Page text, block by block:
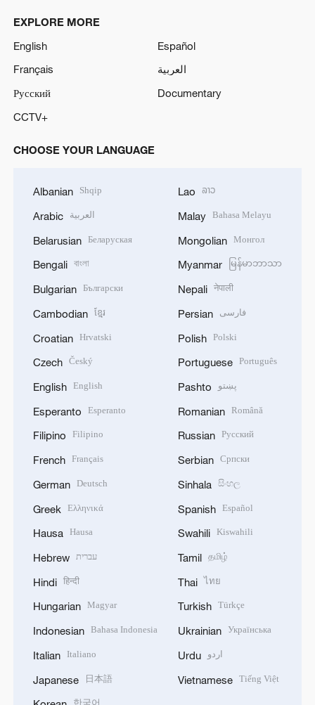
EXPLORE MORE
English
Español
Français
العربية
Русский
Documentary
CCTV+
CHOOSE YOUR LANGUAGE
Albanian Shqip
Arabic العربية
Belarusian Беларуская
Bengali বাংলা
Bulgarian Български
Cambodian ខ្មែរ
Croatian Hrvatski
Czech Český
English English
Esperanto Esperanto
Filipino Filipino
French Français
German Deutsch
Greek Ελληνικά
Hausa Hausa
Hebrew עברית
Hindi हिन्दी
Hungarian Magyar
Indonesian Bahasa Indonesia
Italian Italiano
Japanese 日本語
Lao ລາວ
Malay Bahasa Melayu
Mongolian Монгол
Myanmar မြန်မာဘာသာ
Nepali नेपाली
Persian فارسی
Polish Polski
Portuguese Português
Pashto پښتو
Romanian Română
Russian Русский
Serbian Српски
Sinhala සිංහල
Spanish Español
Swahili Kiswahili
Tamil தமிழ்
Thai ไทย
Turkish Türkçe
Ukrainian Українська
Urdu اردو
Vietnamese Tiếng Việt